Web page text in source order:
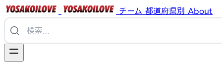
チーム 都道府県別 About